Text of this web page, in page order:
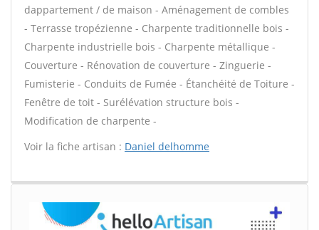
dappartement / de maison - Aménagement de combles
- Terrasse tropézienne - Charpente traditionnelle bois -
Charpente industrielle bois - Charpente métallique -
Couverture - Rénovation de couverture - Zinguerie -
Fumisterie - Conduits de Fumée - Étanchéité de Toiture -
Fenêtre de toit - Surélévation structure bois -
Modification de charpente -
Voir la fiche artisan : Daniel delhomme